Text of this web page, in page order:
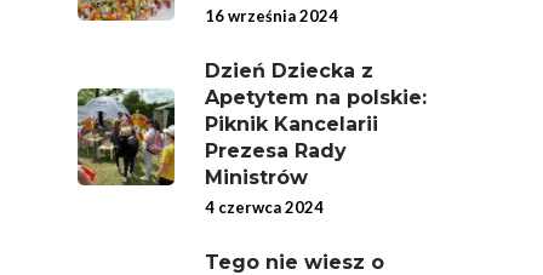
16 września 2024
Dzień Dziecka z
Apetytem na polskie:
Piknik Kancelarii
Prezesa Rady
Ministrów
4 czerwca 2024
Tego nie wiesz o
Nich Największa
Skrywa!
Festiwal Młody
Owoce